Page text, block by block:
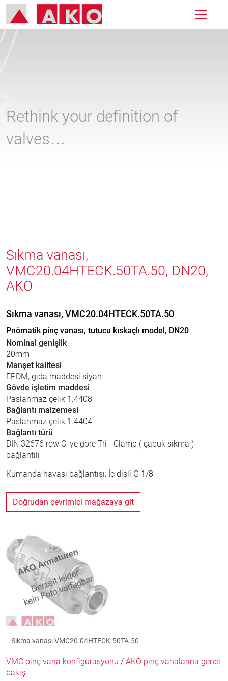
Rethink your definition of
valves…
Sıkma vanası,
VMC20.04HTECK.50TA.50, DN20,
AKO
Sıkma vanası, VMC20.04HTECK.50TA.50
Pnömatik pinç vanası, tutucu kıskaçlı model, DN20
Nominal genişlik
20mm
Manşet kalitesi
EPDM, gıda maddesi siyah
Gövde işletim maddesi
Paslanmaz çelik 1.4408
Bağlantı malzemesi
Paslanmaz çelik 1.4404
Bağlantı türü
DIN 32676 row C 'ye göre Tri - Clamp ( çabuk sıkma )
bağlantılı
Kumanda havası bağlantısı: İç dişli G 1/8"
Doğrudan çevrimiçi mağazaya git
Sıkma vanası VMC20.04HTECK.50TA.50
VMC pinç vana konfigürasyonu / AKO pinç vanalarına genel
bakış